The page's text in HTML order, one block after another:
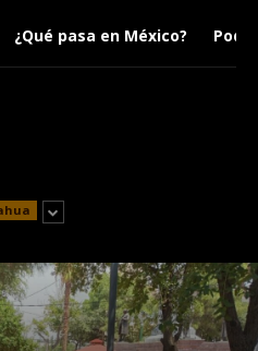
¿Qué pasa en México?